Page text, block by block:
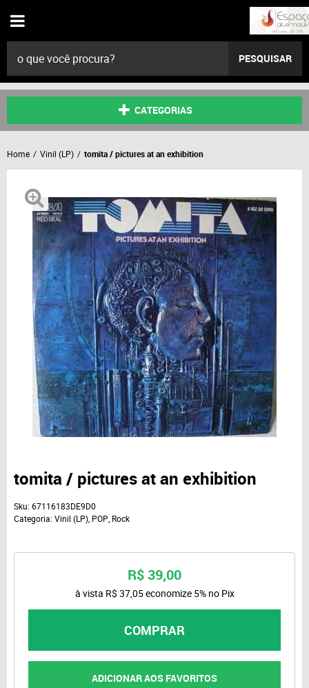
PESQUISAR
CATEGORIAS
Home Vinil (LP) tomita / pictures at an exhibition
tomita / pictures at an exhibition
Sku: 67116183DE9D0
Categoria: Vinil (LP), POP, Rock
R$ 39,00
à vista R$ 37,05economize 5% no Pix
COMPRAR
ADICIONAR AOS FAVORITOS